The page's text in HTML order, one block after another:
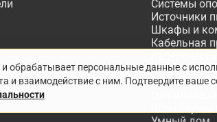
Системы
Источники
Шкафы и
Кабельная
Расходные
Системы
обрабатывает персональные данные с
и взаимодействие с ним. Подтвердите ваше